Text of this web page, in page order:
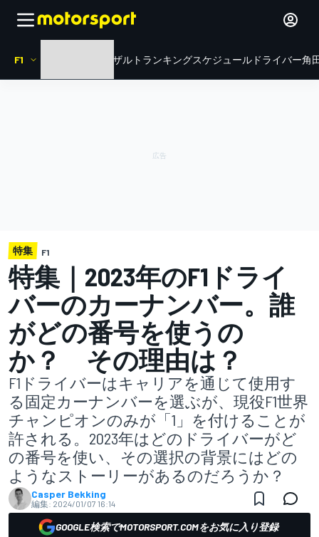
F1 リザルト ランキングスケジュール ドライバー角
特集 F1
特集｜2023年のF1ドライ
バーのカーナンバー。誰
がどの番号を使うの
か？ その理由は？
F1ドライバーはキャリアを通じて使用す
る固定カーナンバーを選ぶが、現役F1世界
チャンピオンのみが「1」を付けることが
許される。2023年はどのドライバーがど
の番号を使い、その選択の背景にはどの
ようなストーリーがあるのだろうか？
Casper Bekking
編集: 2024/01/07 16:14
GOOGLE検索でMOTORSPORT.COMをお気に入り登録